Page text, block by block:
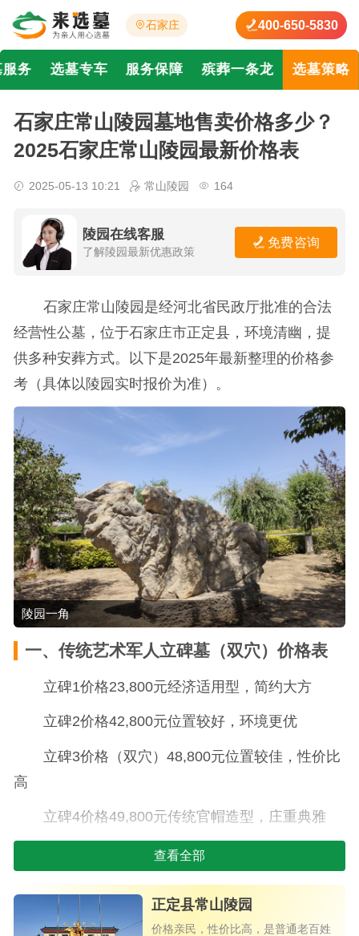
石家庄 400-650-5830
务 选墓专车 服务保障 殡葬一条龙 选墓策略
石家庄常山陵园墓地售卖价格多少？
2025石家庄常山陵园最新价格表
2025-05-13 10:21 常山陵园 164
陵园在线客服
了解陵园最新优惠政策
免费咨询
石家庄常山陵园是经河北省民政厅批准的合法
经营性公墓，位于石家庄市正定县，环境清幽，提
供多种安葬方式。以下是2025年最新整理的价格参
考（具体以陵园实时报价为准）。
陵园一角
一、传统艺术军人立碑墓（双穴）价格表
立碑1价格23,800元经济适用型，简约大方
立碑2价格42,800元位置较好，环境更优
立碑3价格 （双穴）48,800元位置较佳，性价比
高
立碑4价格49,800元传统官帽造型，庄重典雅
79,800元高端墓区，地理位置极佳
立碑6价格78,800元环境静谧，环境优美
立碑优势：庄重典雅，符合传统殡葬习俗，维
查看全部
正定县常山陵园
价格亲民，性价比高，是普通老百姓